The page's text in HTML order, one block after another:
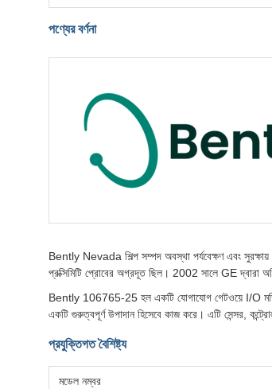
পণ্যের বর্ণনা
Bently Nevada শিল্প সম্পদ অবস্থা পর্যবেক্ষণ এবং সুরক্ষায়
প্রক্সিমিটি প্রোবের অগ্রদূত ছিল। 2002 সালে GE দ্বারা
Bently 106765-25 হল একটি যোগাযোগ গেটওয়ে I/O
একটি গুরুত্বপূর্ণ উপাদান হিসেবে কাজ করে। এটি সেন্সর,
প্রযুক্তিগত বৈশিষ্ট্য
মডেল নম্বর